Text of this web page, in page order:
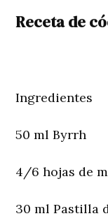
Receta de
Ingredientes
50 ml Byrrh
4/6 hojas de
30 ml Pastilla